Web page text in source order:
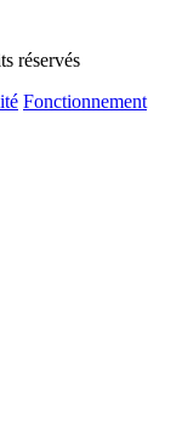
réservés
Fonctionnement